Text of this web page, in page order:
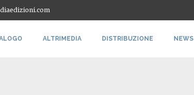
ALTRIMEDIA DISTRIBUZIONE NEWS